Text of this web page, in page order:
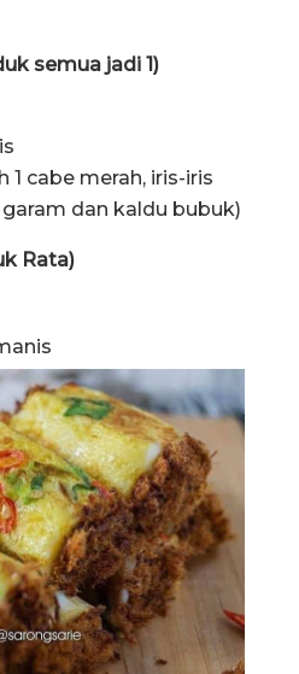
semua jadi 1)
1 cabe merah, iris-iris
dan kaldu bubuk)
Rata)